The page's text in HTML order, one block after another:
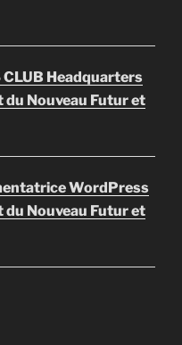
CLUB Headquarters
Nouveau Futur et
WordPress
Nouveau Futur et